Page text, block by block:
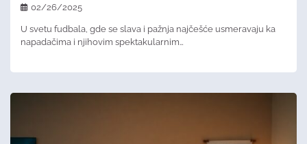
02/26/2025
U svetu fudbala, gde se slava i pažnja najčešće usmeravaju ka
napadačima i njihovim spektakularnim…